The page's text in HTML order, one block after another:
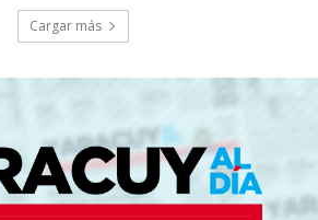
Cargar más